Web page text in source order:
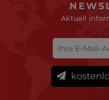
Aktuell